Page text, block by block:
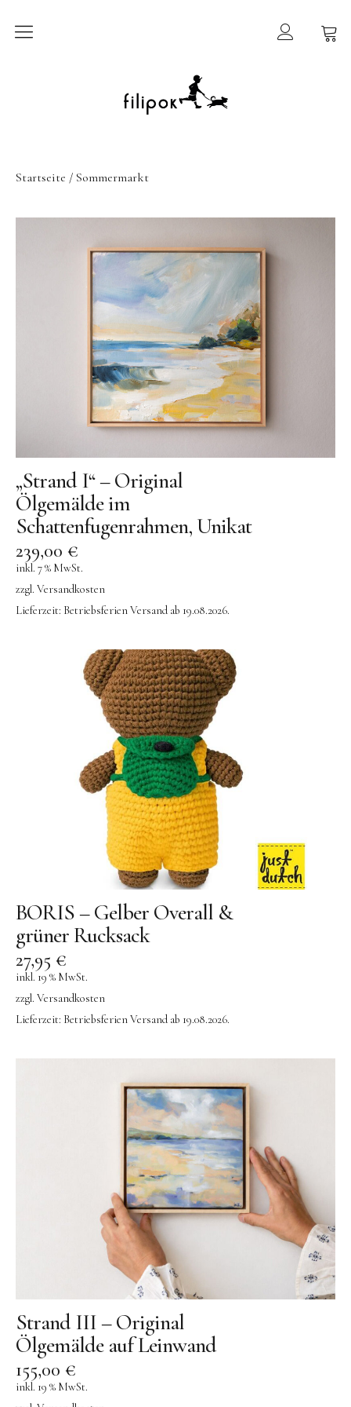
Sommermarkt
New In
GRIMMS Möbel
Mammalampa
Accessoires
AY-KASA | Aufbewahrung
AÃRK COLLECTIVE | Uhren
Aufschnitt Berlin
Ava & Yves
Gergerland Boxen
eBoy
Jurianne Matter | Papeterie
Keramik
KINETIC LEVI
Konges Sløjd
Kunst & Form
LIEWOOD
DUFTE Manufaktur
Lovi | Wooden Creations
MAVA Kinderuhren
MIKANU | Decken & Rasseln
MIMI’lou | Wanddeko
MINI KYOMO | Kinderuhren
notthegirl | Seife & Kerzen
OYOY living
OVO things | Kerzenhalter
PLÜKT | Tees
Sköna Ting | Papeterie
studio ROOF | Bastel-Sets
YEYE Sonnenbrillen für Kinder
Telmas Botanica | Kerzen
the Munio | Duftkerzen & Seifen
TILDA Puppen
Spielen
Startseite / Sommermarkt
„Strand I“ – Original
Ölgemälde im
Schattenfugenrahmen, Unikat
239,00 €
inkl. 7 % MwSt.
zzgl. Versandkosten
Lieferzeit: Betriebsferien Versand ab 19.08.2026.
BORIS – Gelber Overall &
grüner Rucksack
27,95 €
inkl. 19 % MwSt.
zzgl. Versandkosten
Lieferzeit: Betriebsferien Versand ab 19.08.2026.
Strand III – Original
Ölgemälde auf Leinwand
155,00 €
inkl. 19 % MwSt.